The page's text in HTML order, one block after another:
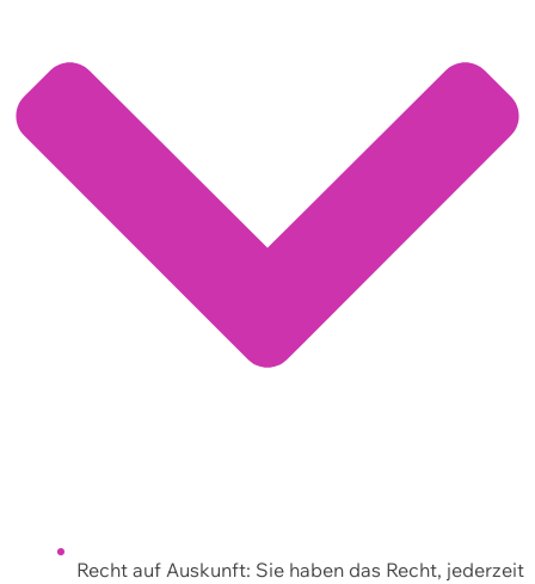
Recht auf Auskunft: Sie haben das Recht, jederzeit